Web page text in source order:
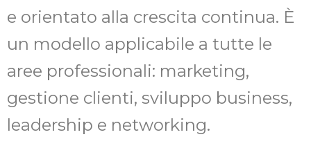
e orientato alla crescita continua. È
un modello applicabile a tutte le
aree professionali: marketing,
gestione clienti, sviluppo business,
leadership e networking.